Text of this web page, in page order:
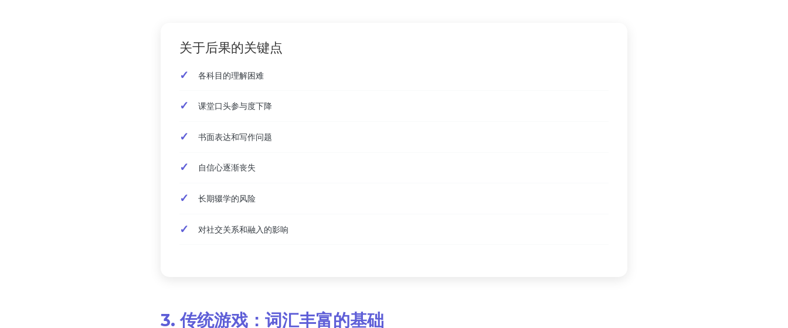
关于后果的关键点
各科目的理解困难
课堂口头参与度下降
书面表达和写作问题
自信心逐渐丧失
长期辍学的风险
对社交关系和融入的影响
3. 传统游戏：词汇丰富的基础